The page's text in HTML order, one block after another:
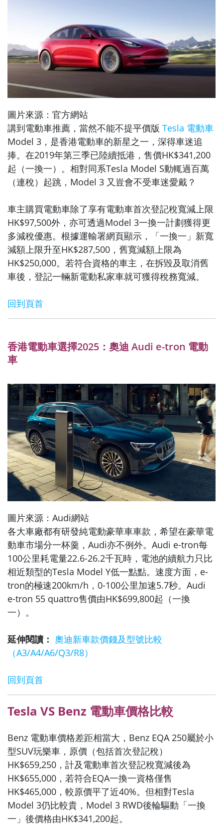
圖片來源：官方網站
講到電動車推薦，當然不能不提平價版 Tesla 電動車
Model 3，是香港電動車的新星之一，深得車迷追
捧。在2019年第三季已陸續抵港，售價HK$341,200
起（一換一）。相對同系Tesla Model S動輒過百萬
（連稅）起跳，Model 3 又豈會不受車迷愛戴？
車主購買電動車除了享有電動車首次登記稅寬減上限
HK$97,500外，亦可透過Model 3一換一計劃獲得更
多減稅優惠。根據運輸署網頁顯示，「一換一」新寬
減額上限升至HK$287,500，舊寬減額上限為
HK$250,000。若符合資格的車主，在拆毀及取消舊
車後，登記一輛新電動私家車就可獲得稅務寬減。
回到頁首
香港電動車選擇2025：奧迪 Audi e-tron 電動
車
圖片來源：Audi網站
各大車廠都有研發純電動豪華車車款，希望在豪華電
動車市場分一杯羹，Audi亦不例外。Audi e-tron每
100公里耗電量22.6-26.2千瓦時，電池的續航力只比
相近類型的Tesla Model Y低一點點。速度方面，e-
tron的極速200km/h，0-100公里加速5.7秒。Audi
e-tron 55 quattro售價由HK$699,800起（一換
一）。
延伸閱讀： 奧迪新車款價錢及型號比較
（A3/A4/A6/Q3/R8）
回到頁首
Tesla VS Benz 電動車價格比較
Benz 電動車價格差距相當大，Benz EQA 250屬於小
型SUV玩樂車，原價（包括首次登記稅）
HK$659,250，計及電動車首次登記稅寬減後為
HK$655,000，若符合EQA一換一資格僅售
HK$465,000，較原價平了近40%。但相對Tesla
Model 3仍比較貴，Model 3 RWD後輪驅動「一換
一」後價格由HK$341,200起。